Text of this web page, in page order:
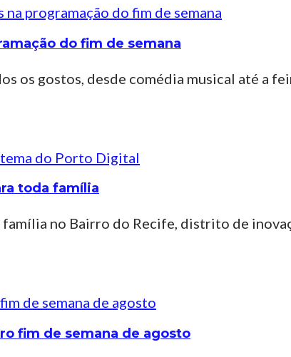
do fim de semana
os gostos, desde comédia musical até a
toda família
família no Bairro do Recife, distrito de
fim de semana de agosto